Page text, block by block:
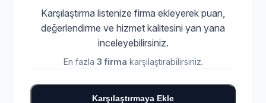
Karşılaştırma listenize firma ekleyerek puan,
değerlendirme ve hizmet kalitesini yan yana
inceleyebilirsiniz.
En fazla 3 firma karşılaştırabilirsiniz.
Karşılaştırmaya Ekle